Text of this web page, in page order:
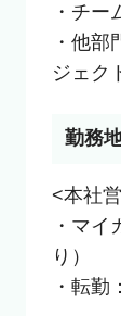
・チー
・他部
ジェク
勤務
<本社
・マイ
り）
・転勤